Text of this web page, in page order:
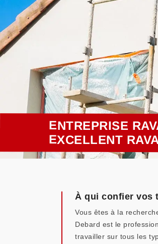
ENTREPRISE
EXCELLENT
À qui confier vos
Vous êtes à la
Debard est le
travailler sur tous les